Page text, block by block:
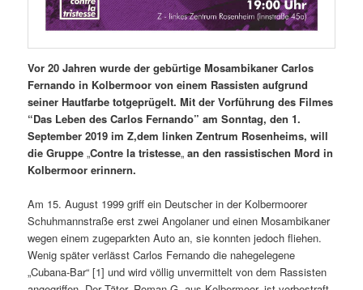
Vor 20 Jahren wurde der gebürtige Mosambikaner Carlos
Fernando in Kolbermoor von einem Rassisten aufgrund
seiner Hautfarbe totgeprügelt. Mit der Vorführung des Filmes
“Das Leben des Carlos Fernando” am Sonntag, den 1.
September 2019 im Z,dem linken Zentrum Rosenheims, will
die Gruppe„Contre la tristesse„an den rassistischen Mord in
Kolbermoor erinnern.
Am 15. August 1999 griff ein Deutscher in der Kolbermoorer
Schuhmannstraße erst zwei Angolaner und einen Mosambikaner
wegen einem zugeparkten Auto an, sie konnten jedoch fliehen.
Wenig später verlässt Carlos Fernando die nahegelegene
„Cubana-Bar“ [1] und wird völlig unvermittelt von dem Rassisten